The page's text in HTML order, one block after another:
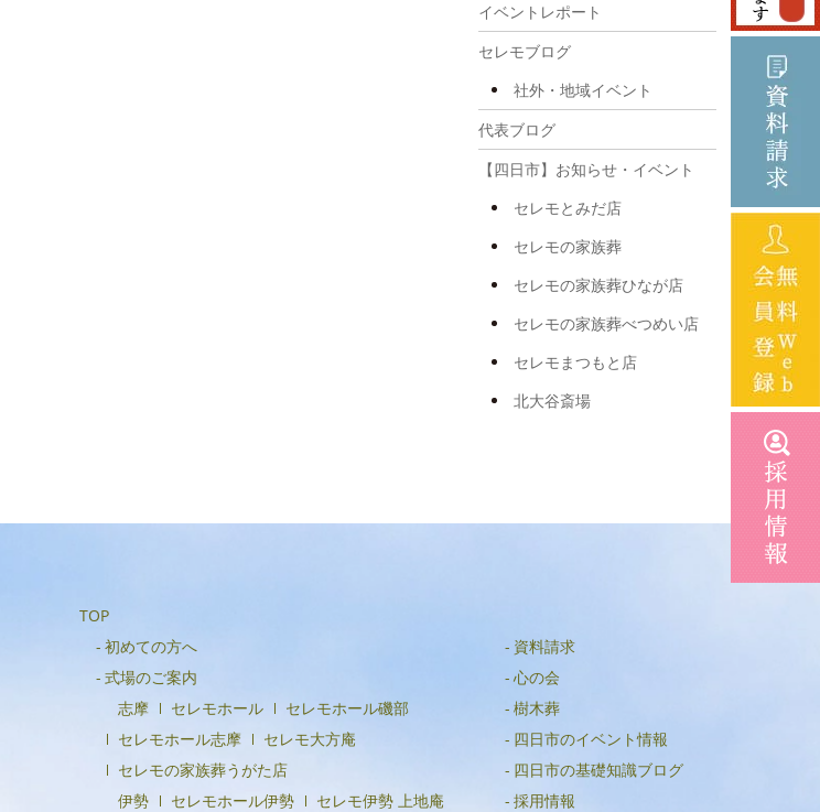
2025年7月
2025年5月
2025年4月
2024年12月
2024年11月
2024年8月
2023年12月
2023年11月
イベントレポート
セレモブログ
社外・地域イベント
代表ブログ
【四日市】お知らせ・イベント
セレモとみだ店
セレモの家族葬
セレモの家族葬ひなが店
セレモの家族葬べつめい店
セレモまつもと店
北大谷斎場
TOP
初めての方へ
式場のご案内
志摩
セレモホール
セレモホール磯部
セレモホール志摩
セレモ大方庵
セレモの家族葬うがた店
伊勢
セレモホール伊勢
セレモ伊勢 上地庵
資料請求
心の会
樹木葬
四日市のイベント情報
四日市の基礎知識ブログ
採用情報